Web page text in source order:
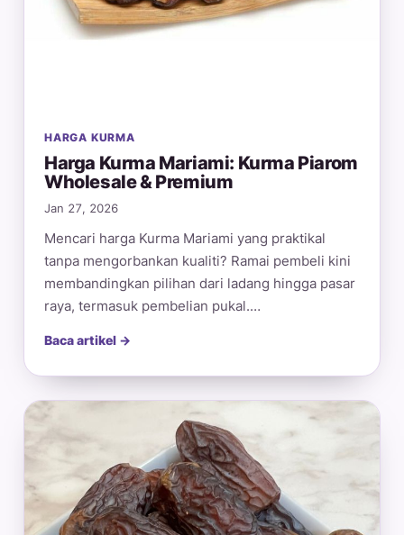
HARGA KURMA
Harga Kurma Mariami: Kurma Piarom
Wholesale & Premium
Jan 27, 2026
Mencari harga Kurma Mariami yang praktikal
tanpa mengorbankan kualiti? Ramai pembeli kini
membandingkan pilihan dari ladang hingga pasar
raya, termasuk pembelian pukal.…
Baca artikel →